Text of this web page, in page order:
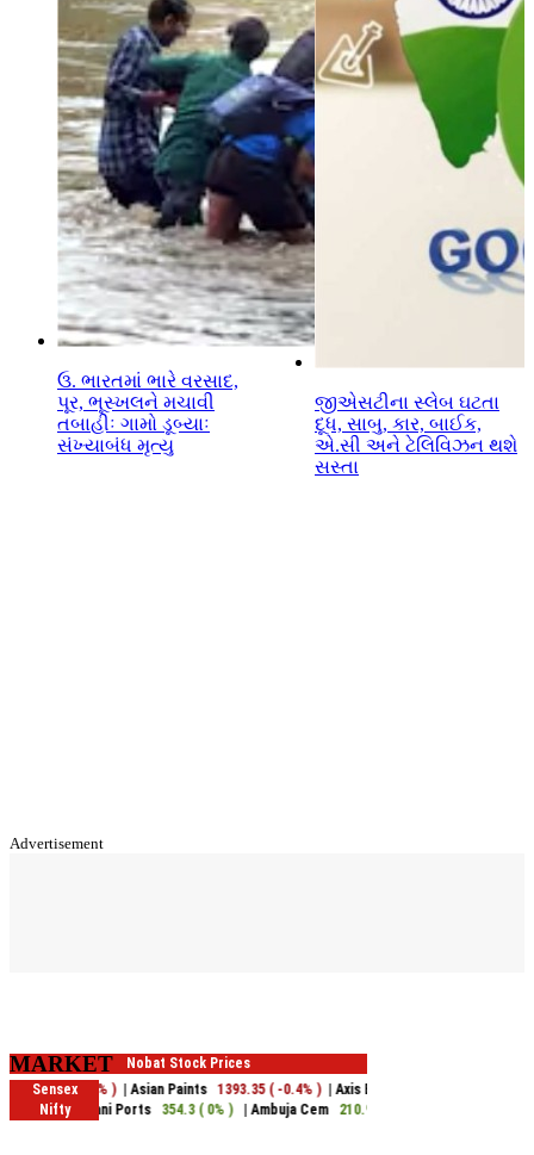
ઉ. ભારતમાં ભારે વરસાદ,
પૂર, ભૂસ્ખલને મચાવી
તબાહીઃ ગામો ડૂબ્યાઃ
સંખ્યાબંધ મૃત્યુ
જીએસટીના સ્લેબ ઘટતા
દૂધ, સાબુ, કાર, બાઈક,
એ.સી અને ટેલિવિઝન થશે
સસ્તા
Advertisement
MARKET